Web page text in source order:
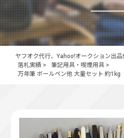
ヤフオク代行、Yahoo!オークション出品
落札実績 > 筆記用具・喫煙用具 >
万年筆 ボールペン他 大量セット 約1kg